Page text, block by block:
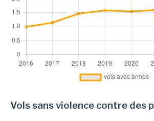
Vols sans violence contre des